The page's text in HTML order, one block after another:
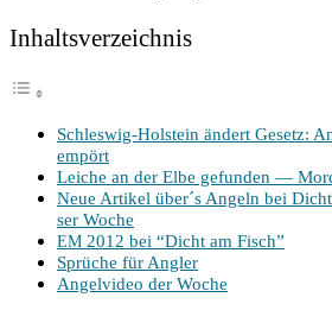
Inhalts­ver­zeich­nis
Schles­wig-Hol­stein ändert Gesetz:
empört
Lei­che an der Elbe gefun­den —
Neue Arti­kel über´s Angeln bei
ser Woche
EM 2012 bei “Dicht am Fisch”
Sprü­che für Angler
Angel­vi­deo der Woche